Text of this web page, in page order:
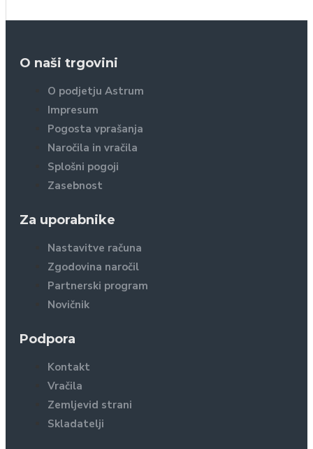
O naši trgovini
O podjetju Astrum
Impresum
Pogosta vprašanja
Naročila in vračila
Splošni pogoji
Zasebnost
Za uporabnike
Nastavitve računa
Zgodovina naročil
Partnerski program
Novičnik
Podpora
Kontakt
Vračila
Zemljevid strani
Skladatelji